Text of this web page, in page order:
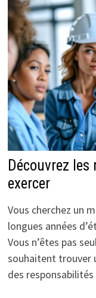
Découvrez
exercer
Vous cherchez un
longues années
Vous n’êtes pas
souhaitent trouver
des